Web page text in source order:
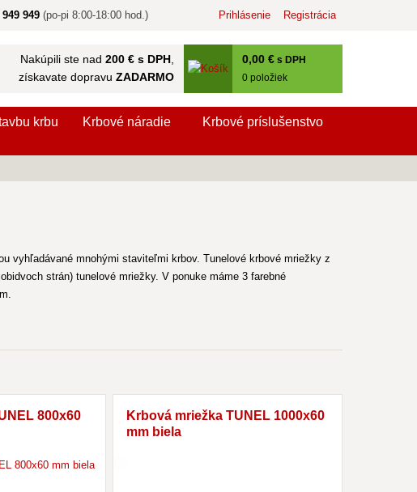
Nakúpili ste nad 200 € s DPH ,
získavate dopravu ZADARMO
0,00 € s DPH
0 položiek
Prihlásenie Registrácia
949 949 (po-pi 8:00-18:00 hod.)
krbu Krbové náradie Krbové príslušenstvo
vyhľadávané mnohými staviteľmi krbov. Tunelové krbové mriežky z
strán) tunelové mriežky. V ponuke máme 3 farebné
800x60
Krbová mriežka TUNEL 1000x60
mm biela